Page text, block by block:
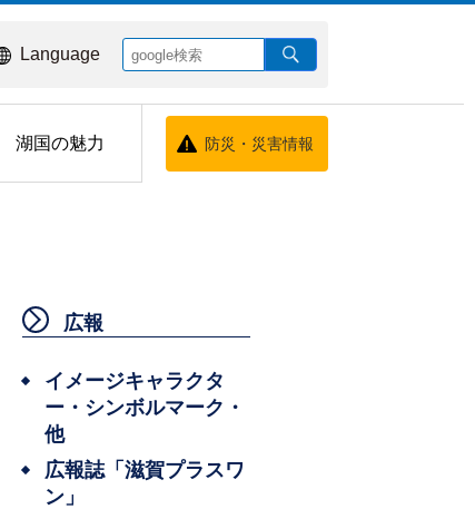
Language
湖国の魅力 防災・災害情報
広報
イメージキャラクタ
ー・シンボルマーク・
他
広報誌「滋賀プラスワ
ン」